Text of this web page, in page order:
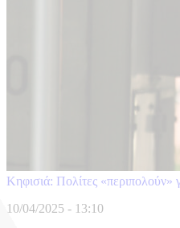
Κηφισιά: Πολίτες «περιπολούν»
10/04/2025 - 13:10